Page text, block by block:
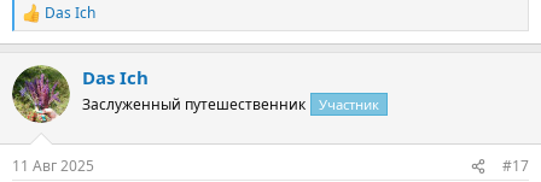
Р
е
к
ц
и
Das Ich
Das Ich
Заслуженный путешественник Участник
11 Авг 2025 #17